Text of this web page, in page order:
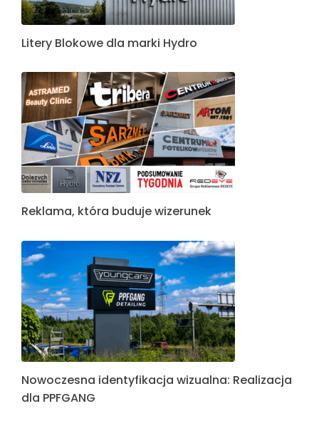
Litery Blokowe dla marki Hydro
Reklama, która buduje wizerunek
Nowoczesna identyfikacja wizualna: Realizacja
dla PPFGANG